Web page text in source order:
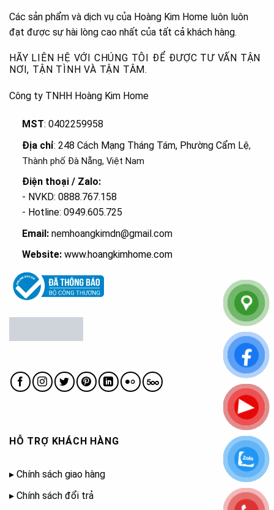
Các sản phẩm và dịch vụ của Hoàng Kim Home luôn luôn
đạt được sự hài lòng cao nhất của tất cả khách hàng.
HÃY LIÊN HỆ VỚI CHÚNG TÔI ĐỂ ĐƯỢC TƯ VẤN TẬN
NƠI, TẬN TÌNH VÀ TẬN TÂM.
Công ty TNHH Hoàng Kim Home
MST: 0402259958
Địa chỉ: 248 Cách Mạng Tháng Tám, Phường Cẩm Lệ,
Thành phố Đà Nẵng, Việt Nam
Điện thoại / Zalo:
- NVKD: 0888.767.158
- Hotline: 0949.605.725
Email:nemhoangkimdn@gmail.com
Website: www.hoangkimhome.com
HỖ TRỢ KHÁCH HÀNG
▸ Chính sách giao hàng
▸ Chính sách đổi trả